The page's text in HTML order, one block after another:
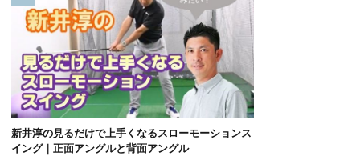
新井淳の見るだけで上手くなるスローモーションス
イング｜正面アングルと背面アングル